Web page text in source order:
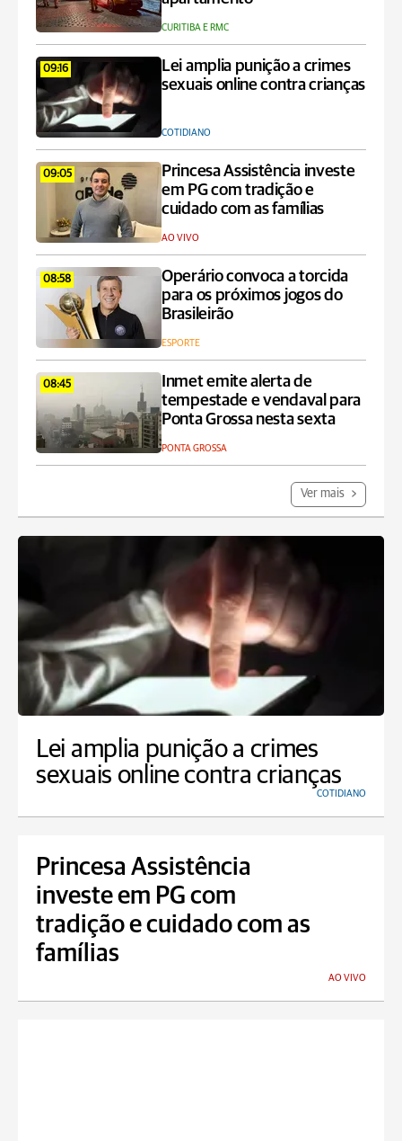
CURITIBA E RMC
09:16
Lei amplia punição a crimes
sexuais online contra crianças
COTIDIANO
09:05
Princesa Assistência investe
em PG com tradição e
cuidado com as famílias
AO VIVO
08:58
Operário convoca a torcida
para os próximos jogos do
Brasileirão
ESPORTE
08:45
Inmet emite alerta de
tempestade e vendaval para
Ponta Grossa nesta sexta
PONTA GROSSA
Ver mais
Lei amplia punição a crimes
sexuais online contra crianças
COTIDIANO
Princesa Assistência
investe em PG com
tradição e cuidado com as
famílias
AO VIVO